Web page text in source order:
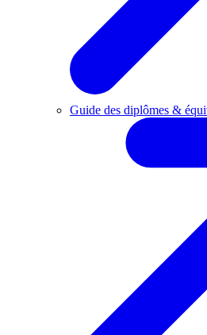
Guide des diplômes &